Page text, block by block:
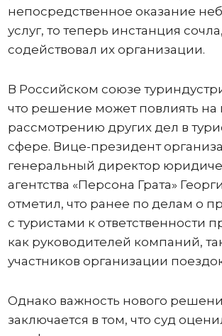
непосредственное оказание
услуг, то теперь инстанция
содействовал их организации.
В Российском союзе
что решение может повлиять на
рассмотрению других дел в
сфере. Вице-президент
генеральный директор
агентства «Персона Грата»
отметил, что ранее по делам о
с туристами к ответственности
как руководителей компаний,
участников организации
Однако важность нового
заключается в том, что суд